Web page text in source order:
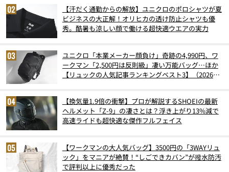
【汗だく通勤からの解放】ユニクロのポロシャツが夏
ビジネスの大正解！オリヒカの透け防止シャツも優
秀。酷暑も涼しい顔で働ける超快適ウエアの実力
ユニクロ「本業メーカー顔負け」奇跡の4,990円、ワ
ークマン「2,500円は反則級」凄い万能バッグ…ほか
【リュックの人気記事ランキングベスト3】（2026年
【換気量1.9倍の衝撃】プロが解説するSHOEIの最新
ヘルメット「Z-9」の凄さとは？浮き上がり13%減で
高速ライドも超快適な傑作フルフェイス
【ワークマンの大人気バッグ】3500円の「3WAYリュ
ック」をマニアが絶賛！“しごできカバン”が撥水防汚
で評判以上に優秀だった